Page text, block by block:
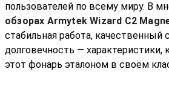
пользователей по всему миру. В
обзорах Armytek Wizard C2
стабильная работа, качественный
долговечность — характеристики,
этот фонарь эталоном в своём